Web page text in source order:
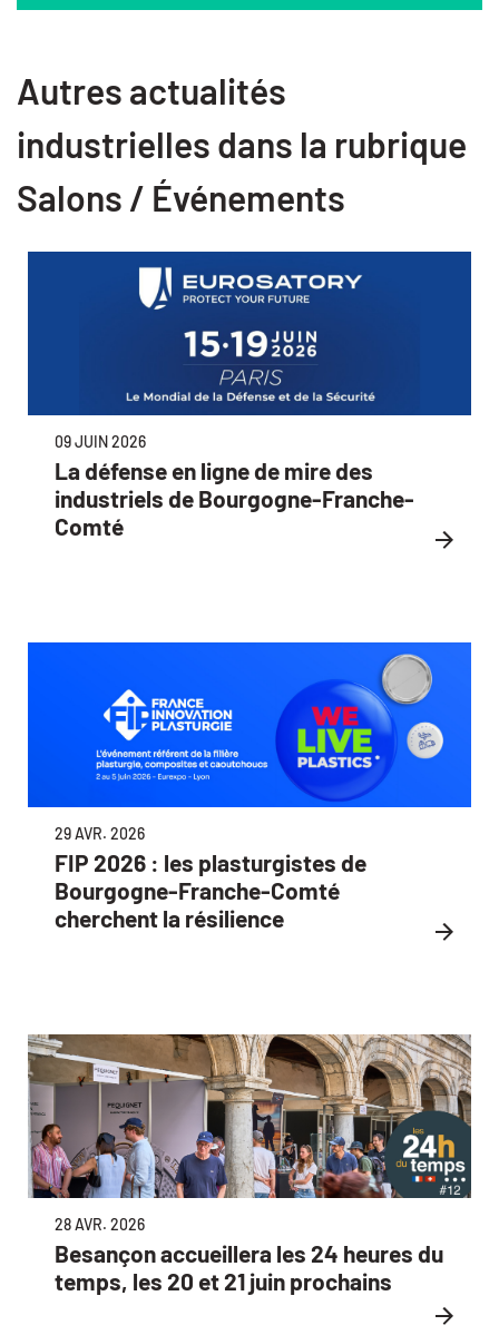
Autres actualités
industrielles dans la rubrique
Salons / Événements
09 JUIN 2026
La défense en ligne de mire des
industriels de Bourgogne-Franche-
Comté
29 AVR. 2026
FIP 2026 : les plasturgistes de
Bourgogne-Franche-Comté
cherchent la résilience
28 AVR. 2026
Besançon accueillera les 24 heures du
temps, les 20 et 21 juin prochains